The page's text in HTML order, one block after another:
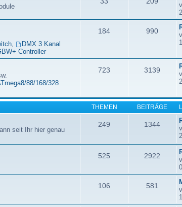
,
DMX 3 Kanal
Controller
184 990
88/168/328
723 3139
THEMEN BEITRÄGE
seit Ihr hier genau
249 1344
525 2922
106 581